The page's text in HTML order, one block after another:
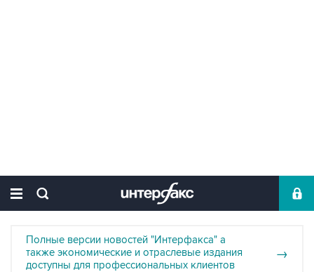
Полные версии новостей "Интерфакса" а
также экономические и отраслевые издания
доступны для профессиональных клиентов
→